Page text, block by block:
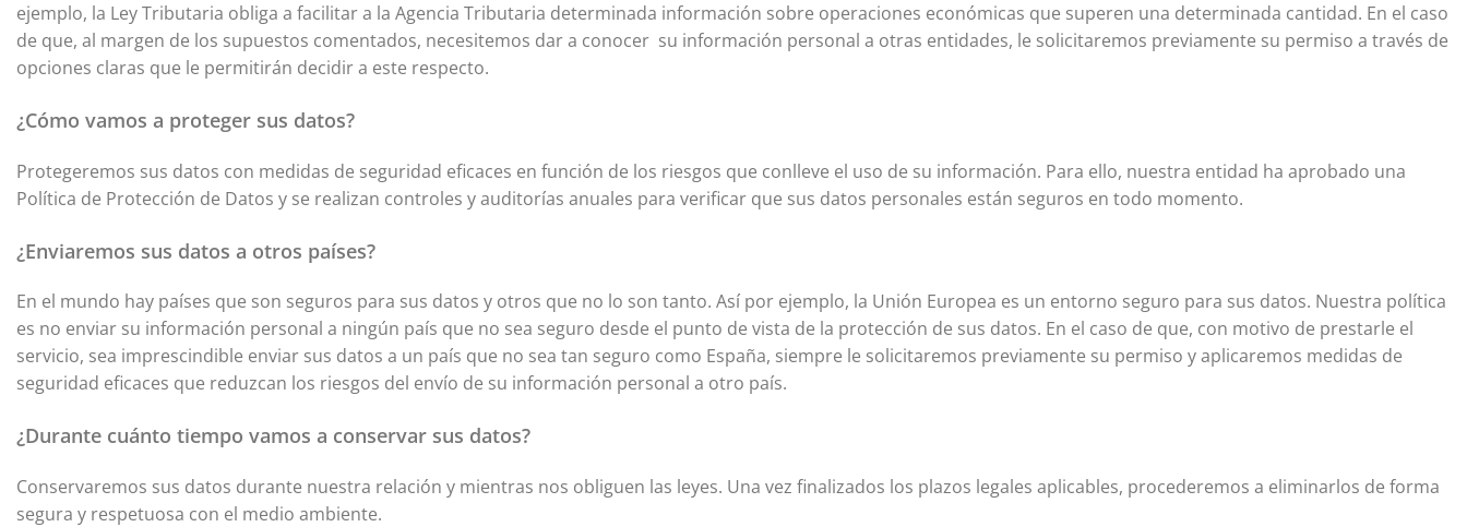
ejemplo, la Ley Tributaria obliga a facilitar a la Agencia Tributaria determinada información sobre operaciones económicas que superen una determinada cantidad. En el caso
de que, al margen de los supuestos comentados, necesitemos dar a conocer su información personal a otras entidades, le solicitaremos previamente su permiso a través de
opciones claras que le permitirán decidir a este respecto.
¿Cómo vamos a proteger sus datos?
Protegeremos sus datos con medidas de seguridad eficaces en función de los riesgos que conlleve el uso de su información. Para ello, nuestra entidad ha aprobado una
Política de Protección de Datos y se realizan controles y auditorías anuales para verificar que sus datos personales están seguros en todo momento.
¿Enviaremos sus datos a otros países?
En el mundo hay países que son seguros para sus datos y otros que no lo son tanto. Así por ejemplo, la Unión Europea es un entorno seguro para sus datos. Nuestra política
es no enviar su información personal a ningún país que no sea seguro desde el punto de vista de la protección de sus datos. En el caso de que, con motivo de prestarle el
servicio, sea imprescindible enviar sus datos a un país que no sea tan seguro como España, siempre le solicitaremos previamente su permiso y aplicaremos medidas de
seguridad eficaces que reduzcan los riesgos del envío de su información personal a otro país.
¿Durante cuánto tiempo vamos a conservar sus datos?
Conservaremos sus datos durante nuestra relación y mientras nos obliguen las leyes. Una vez finalizados los plazos legales aplicables, procederemos a eliminarlos de forma
segura y respetuosa con el medio ambiente.